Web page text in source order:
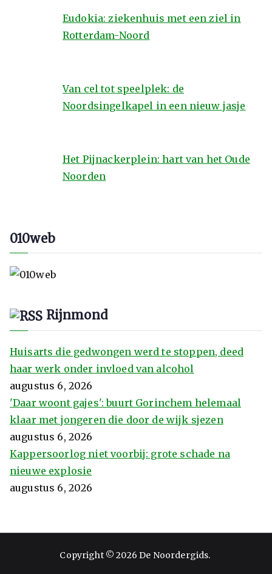
Eudokia: ziekenhuis met een ziel in
Rotterdam-Noord
Van cel tot speelplek: de
Noordsingelkapel in een nieuw jasje
Het Pijnackerplein: hart van het Oude
Noorden
010web
Rijnmond
Huisarts die gedwongen werd te stoppen, deed
haar werk onder invloed van alcohol
augustus 6, 2026
'Daar woont gajes': buurt Gorinchem helemaal
klaar met jongeren die door de wijk sjezen
augustus 6, 2026
Kappersoorlog niet voorbij: grote schade na
nieuwe explosie
augustus 6, 2026
Copyright © 2026De Noordergids.